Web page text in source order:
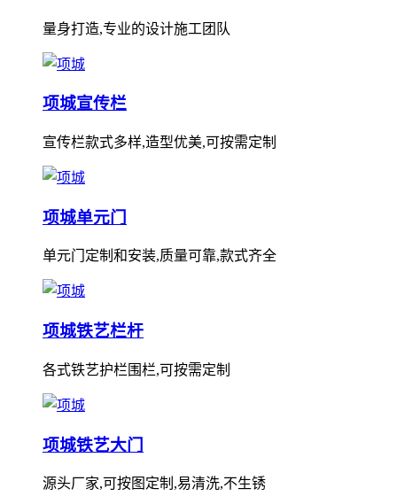
量身打造,专业的设计施工团队
项城宣传栏
宣传栏款式多样,造型优美,可按需定制
项城单元门
单元门定制和安装,质量可靠,款式齐全
项城铁艺栏杆
各式铁艺护栏围栏,可按需定制
项城铁艺大门
源头厂家,可按图定制,易清洗,不生锈